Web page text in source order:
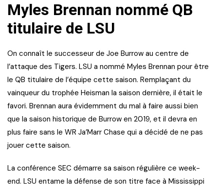
Myles Brennan nommé QB
titulaire de LSU
On connaît le successeur de Joe Burrow au centre de
l’attaque des Tigers. LSU a nommé Myles Brennan pour être
le QB titulaire de l’équipe cette saison. Remplaçant du
vainqueur du trophée Heisman la saison dernière, il était le
favori. Brennan aura évidemment du mal à faire aussi bien
que la saison historique de Burrow en 2019, et il devra en
plus faire sans le WR Ja’Marr Chase qui a décidé de ne pas
jouer cette saison.
La conférence SEC démarre sa saison régulière ce week-
end. LSU entame la défense de son titre face à Mississippi